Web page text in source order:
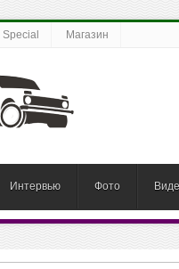
Special Магазин
Интервью Фото